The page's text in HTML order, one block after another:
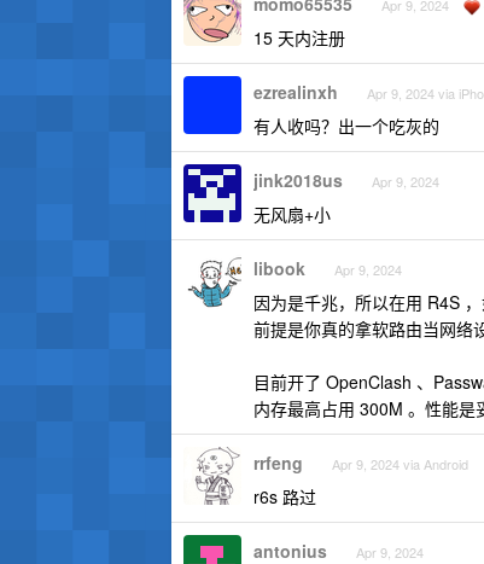
Apr 9, 2024
15 天内注册
ezrealinxh Apr 9, 2024 via
有人收吗？出一个吃灰的
jink2018us Apr 9, 2024
无风扇+小
libook Apr 9, 2024
因为是千兆，所以在用 R4S
前提是你真的拿软路由当网络
目前开了 OpenClash 、
内存最高占用 300M 。性能是
rrfeng Apr 9, 2024 via Android
r6s 路过
antonius Apr 9, 2024